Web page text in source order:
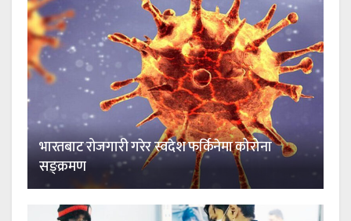
भारतबाट रोजगारी गरेर स्वदेश फर्किनेमा कोरोना
सङ्क्रमण